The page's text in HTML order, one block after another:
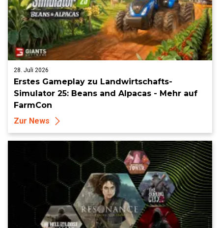
28. Juli 2026
Erstes Gameplay zu Landwirtschafts-
Simulator 25: Beans and Alpacas - Mehr auf
FarmCon
Zur News